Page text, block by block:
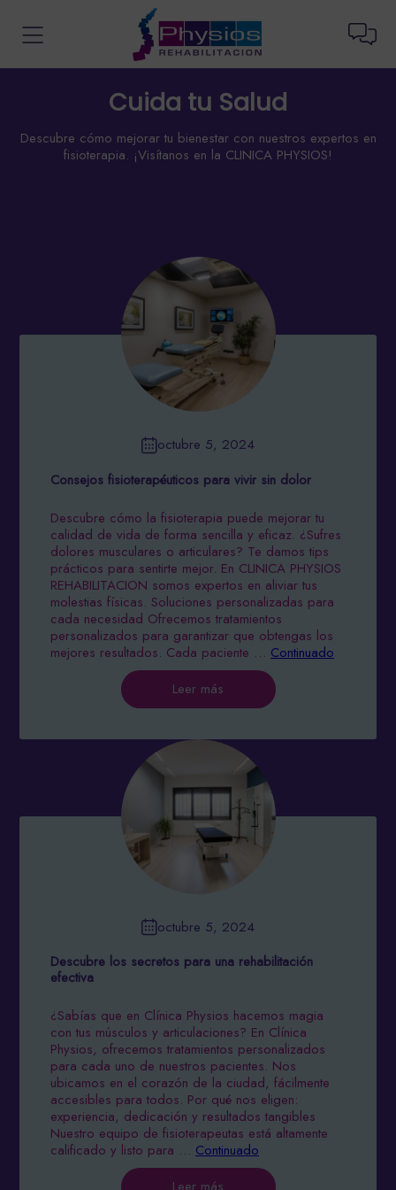
Cuida tu Salud
Descubre cómo mejorar tu bienestar con nuestros expertos en
fisioterapia. ¡Visítanos en la CLINICA PHYSIOS!
octubre 5, 2024
Consejos fisioterapéuticos para vivir sin dolor
Descubre cómo la fisioterapia puede mejorar tu
calidad de vida de forma sencilla y eficaz. ¿Sufres
dolores musculares o articulares? Te damos tips
prácticos para sentirte mejor. En CLINICA PHYSIOS
REHABILITACION somos expertos en aliviar tus
molestias físicas. Soluciones personalizadas para
cada necesidad Ofrecemos tratamientos
personalizados para garantizar que obtengas los
mejores resultados. Cada paciente … Continuado
Leer más
octubre 5, 2024
Descubre los secretos para una rehabilitación
efectiva
¿Sabías que en Clínica Physios hacemos magia
con tus músculos y articulaciones? En Clínica
Physios, ofrecemos tratamientos personalizados
para cada uno de nuestros pacientes. Nos
ubicamos en el corazón de la ciudad, fácilmente
accesibles para todos. Por qué nos eligen:
experiencia, dedicación y resultados tangibles
Nuestro equipo de fisioterapeutas está altamente
calificado y listo para … Continuado